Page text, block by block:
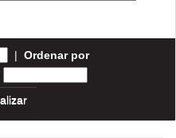
| Ordenar por